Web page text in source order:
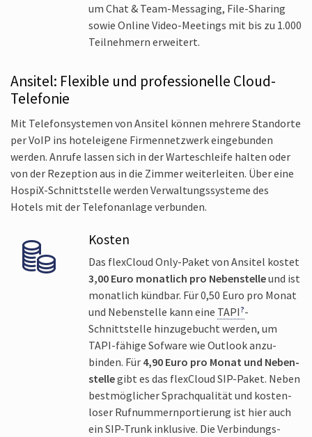
um Chat & Team-Messaging, File-Sharing
sowie Online Video-Meetings mit bis zu 1.000
Teilnehmern erweitert.
Ansitel: Flexible und professionelle Cloud-
Telefonie
Mit Telefon­systemen von Ansitel können mehrere Standorte
per VoIP ins hoteleigene Firmen­netzwerk einge­bunden
werden. Anrufe lassen sich in der Warte­schleife halten oder
von der Rezeption aus in die Zimmer weiter­leiten. Über eine
HospiX-Schnitt­stelle werden Verwaltungs­systeme des
Hotels mit der Telefon­anlage verbunden.
Kosten
Das flexCloud Only-Paket von Ansitel kostet
3,00 Euro monatlich pro Neben­stelleund ist
monatlich kündbar. Für 0,50 Euro pro Monat
und Neben­stelle kann eine TAPI -
Schnittstelle hinzu­gebucht werden, um
TAPI-fähige Sofware wie Outlook anzu­
binden. Für 4,90 Euro pro Monat und Neben­
stellegibt es das flexCloud SIP-Paket. Neben
best­möglicher Sprach­qualität und kosten­
loser Rufnummern­portierung ist hier auch
ein SIP-Trunk inklusive. Die Verbindungs­